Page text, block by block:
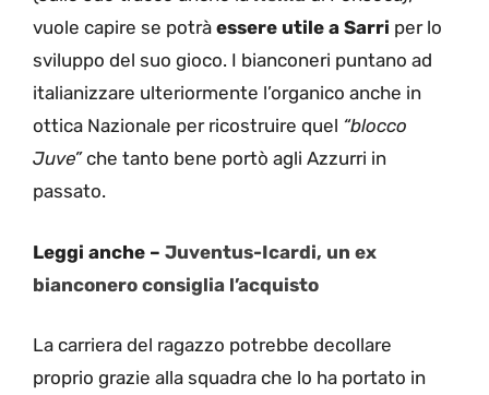
vuole capire se potrà essere utile a Sarri per lo
sviluppo del suo gioco. I bianconeri puntano ad
italianizzare ulteriormente l’organico anche in
ottica Nazionale per ricostruire quel “blocco
Juve”che tanto bene portò agli Azzurri in
passato.
Leggi anche – Juventus-Icardi, un ex
bianconero consiglia l’acquisto
La carriera del ragazzo potrebbe decollare
proprio grazie alla squadra che lo ha portato in